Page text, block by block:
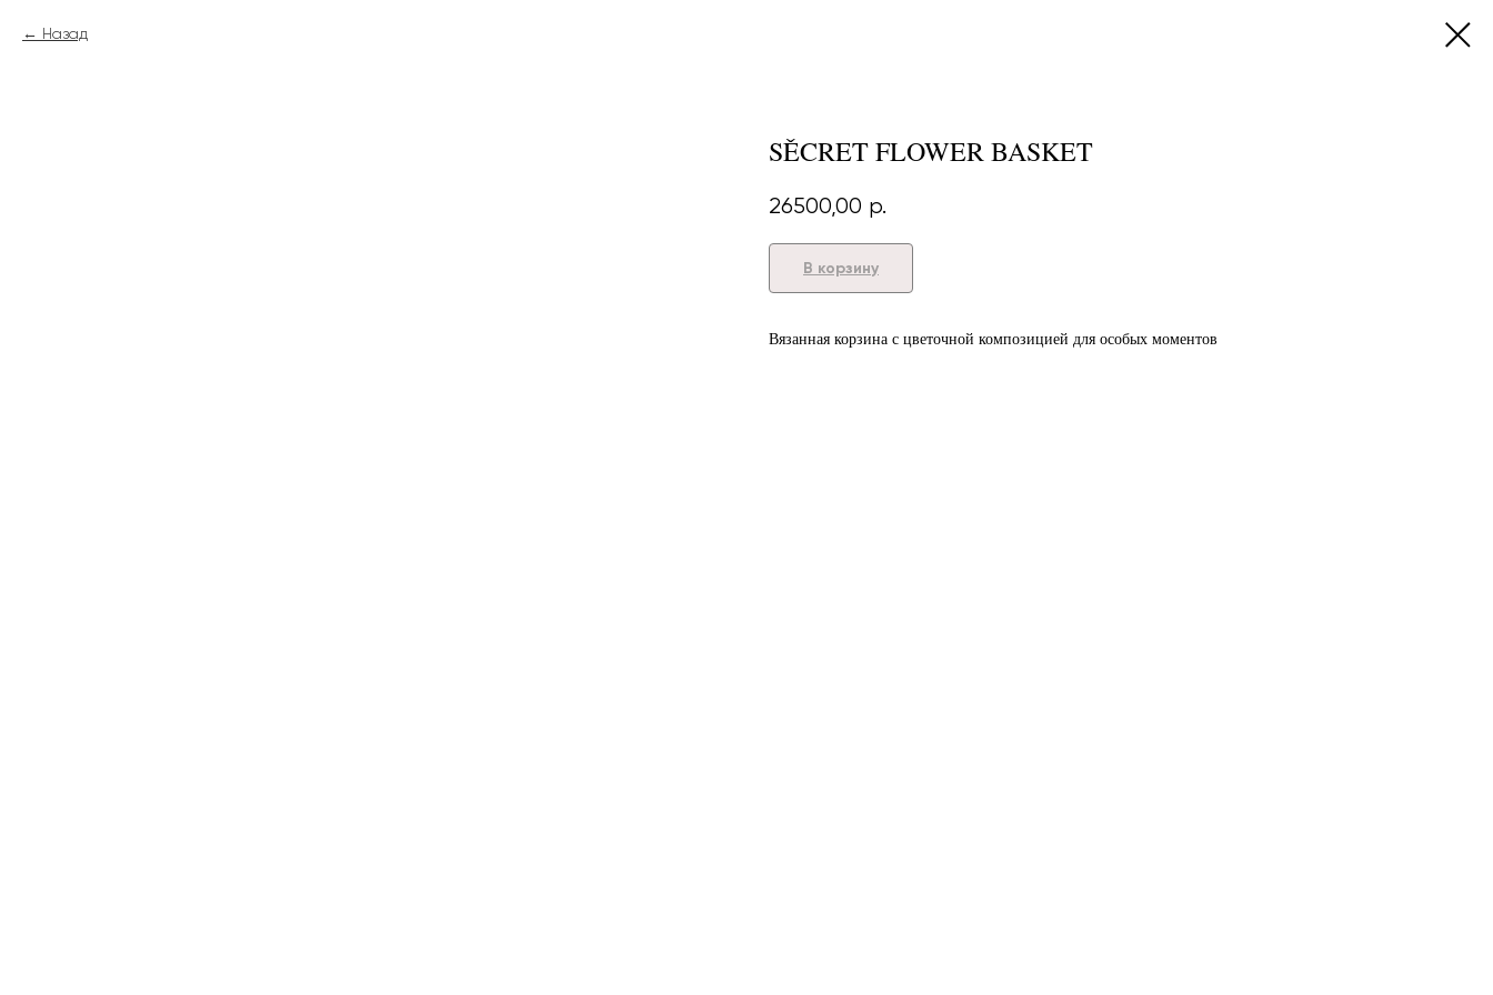
Назад
SĚCRET FLOWER BASKET
26500,00 р.
В корзину
Вязанная корзина с цветочной композицией для особых моментов